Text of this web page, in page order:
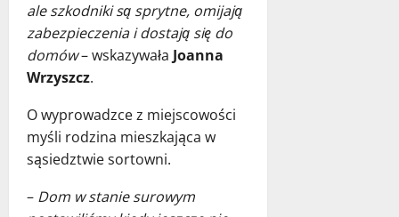
ale szkodniki są sprytne, omijają
zabezpieczenia i dostają się do
domów– wskazywała Joanna
Wrzyszcz.
O wyprowadzce z miejscowości
myśli rodzina mieszkająca w
sąsiedztwie sortowni.
– Dom w stanie surowym